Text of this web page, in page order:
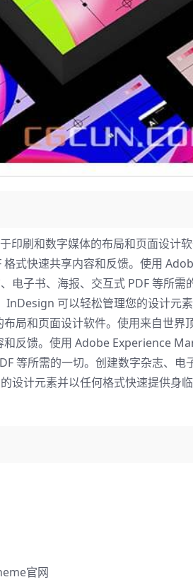
印刷和数字媒体的布局和页面设计
式快速共享内容和反馈。使用
子书、海报、交互式 PDF 等所需
InDesign 可以轻松管理您的设计元
局和页面设计软件。使用来自世界
反馈。使用 Adob​​e Experience
等所需的一切。创建数字杂志、电
设计元素并以任何格式快速提供身
官网